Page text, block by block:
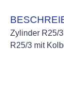
Zylinder R25/
R25/3 mit